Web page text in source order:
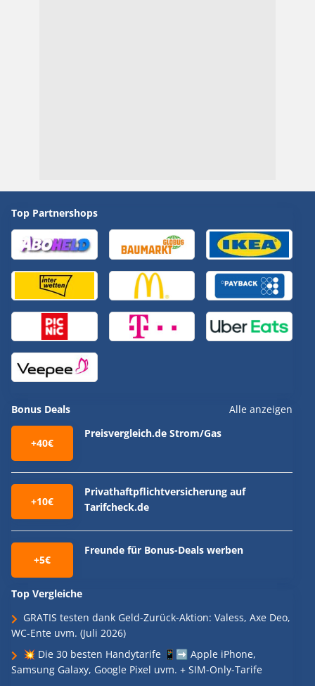
Top Partnershops
Bonus Deals Alle anzeigen
+40€
Preisvergleich.de Strom/Gas
+10€
Privathaftpflichtversicherung auf
Tarifcheck.de
+5€
Freunde für Bonus-Deals werben
Top Vergleiche
GRATIS testen dank Geld-Zurück-Aktion: Valess, Axe Deo,
WC-Ente uvm. (Juli 2026)
💥 Die 30 besten Handytarife 📱➡️ Apple iPhone,
Samsung Galaxy, Google Pixel uvm. + SIM-Only-Tarife